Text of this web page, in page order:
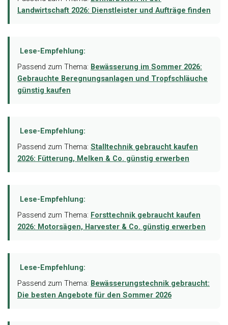
Landwirtschaft 2026: Dienstleister und Aufträge finden
Lese-Empfehlung:
Passend zum Thema: Bewässerung im Sommer 2026:
Gebrauchte Beregnungsanlagen und Tropfschläuche
günstig kaufen
Lese-Empfehlung:
Passend zum Thema: Stalltechnik gebraucht kaufen
2026: Fütterung, Melken & Co. günstig erwerben
Lese-Empfehlung:
Passend zum Thema: Forsttechnik gebraucht kaufen
2026: Motorsägen, Harvester & Co. günstig erwerben
Lese-Empfehlung:
Passend zum Thema: Bewässerungstechnik gebraucht:
Die besten Angebote für den Sommer 2026